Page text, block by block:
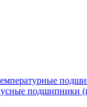
подшипники